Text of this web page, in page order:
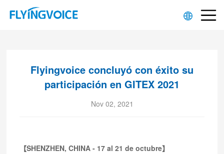
Flyingvoice concluyó con éxito su
participación en GITEX 2021
Nov 02, 2021
【SHENZHEN, CHINA - 17 al 21 de octubre】